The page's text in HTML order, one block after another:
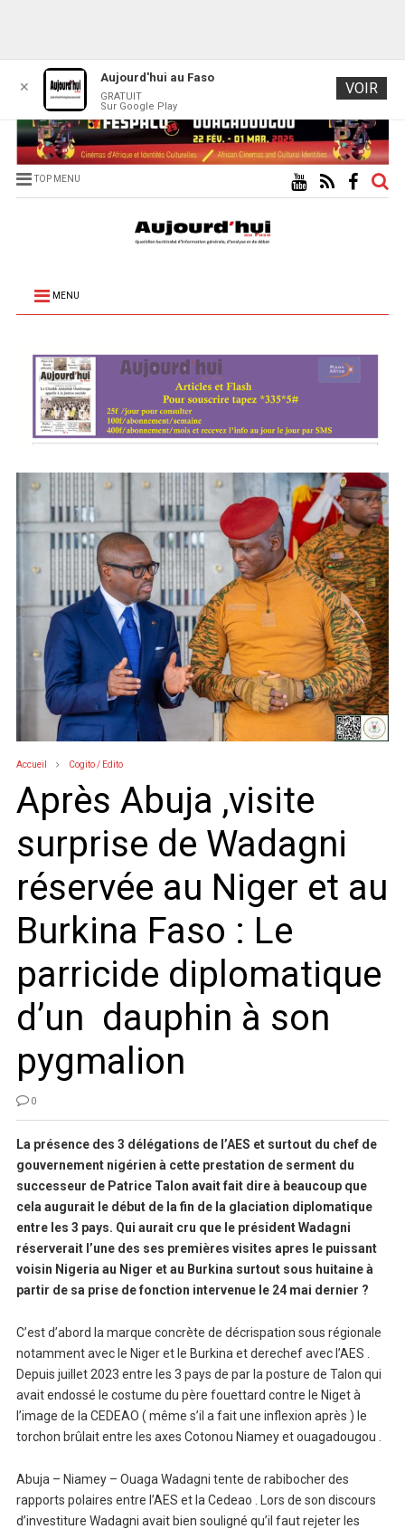
TOP MENU
MENU
Accueil Cogito / Edito
Après Abuja ,visite
surprise de Wadagni
réservée au Niger et au
Burkina Faso : Le
parricide diplomatique
d’un dauphin à son
pygmalion
0
La présence des 3 délégations de l’AES et surtout du chef de
gouvernement nigérien à cette prestation de serment du
successeur de Patrice Talon avait fait dire à beaucoup que
cela augurait le début de la fin de la glaciation diplomatique
entre les 3 pays. Qui aurait cru que le président Wadagni
réserverait l’une des ses premières visites apres le puissant
voisin Nigeria au Niger et au Burkina surtout sous huitaine à
partir de sa prise de fonction intervenue le 24 mai dernier ?
C’est d’abord la marque concrète de décrispation sous régionale
notamment avec le Niger et le Burkina et derechef avec l’AES .
Depuis juillet 2023 entre les 3 pays de par la posture de Talon qui
avait endossé le costume du père fouettard contre le Niget à
l’image de la CEDEAO ( même s’il a fait une inflexion après ) le
torchon brûlait entre les axes Cotonou Niamey et ouagadougou .
Abuja – Niamey – Ouaga Wadagni tente de rabibocher des
rapports polaires entre l’AES et la Cedeao . Lors de son discours
d’investiture Wadagni avait bien souligné qu’il faut rejeter les
✕
Aujourd'hui au Faso
GRATUIT
Sur Google Play
VOIR